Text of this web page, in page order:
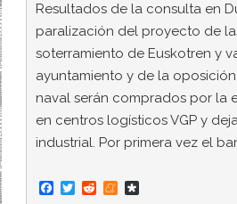
Resultados de la consulta en
paralización del proyecto de
soterramiento de Euskotren y
ayuntamiento y de la
naval serán comprados por la
en centros logísticos VGP y
industrial. Por primera vez el
F
T
R
M